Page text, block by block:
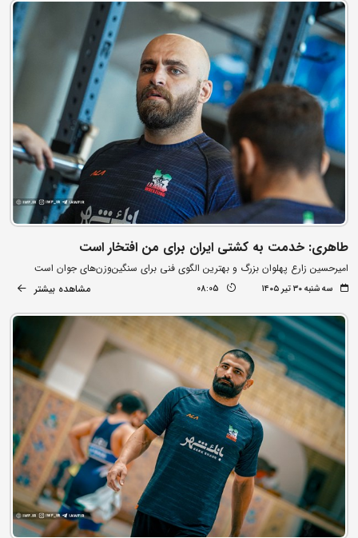
طاهری: خدمت به کشتی ایران برای من افتخار است
امیرحسین زارع پهلوان بزرگ و بهترین الگوی فنی برای سنگین‌وزن‌های جوان است
سه شنبه ۳۰ تیر ۱۴۰۵ 08:05 مشاهده بیشتر